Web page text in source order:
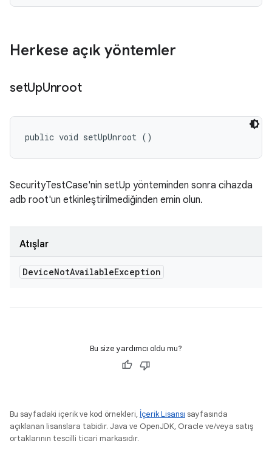
Herkese açık yöntemler
setUpUnroot
public void setUpUnroot ()
SecurityTestCase'nin setUp yönteminden sonra cihazda
adb root'un etkinleştirilmediğinden emin olun.
Atışlar
DeviceNotAvailableException
Bu size yardımcı oldu mu?
Bu sayfadaki içerik ve kod örnekleri, İçerik Lisansı sayfasında
açıklanan lisanslara tabidir. Java ve OpenJDK, Oracle ve/veya satış
ortaklarının tescilli ticari markasıdır.